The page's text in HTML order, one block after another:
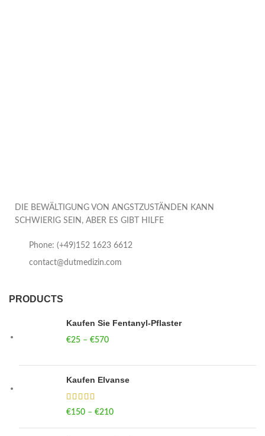
DIE BEWÄLTIGUNG VON ANGSTZUSTÄNDEN KANN
SCHWIERIG SEIN, ABER ES GIBT HILFE
Phone: (+49)152 1623 6612
contact@dutmedizin.com
PRODUCTS
Kaufen Sie Fentanyl-Pflaster
€25 – €570
Kaufen Elvanse
€150 – €210